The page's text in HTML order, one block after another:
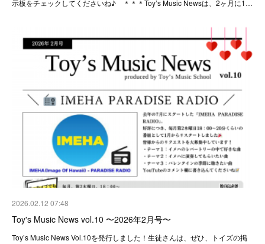
示板をチェックしてくださいね♪ ＊＊＊Toy’s Music Newsは、2ヶ月に1…
2026.02.12 07:48
Toy's Music News vol.10 〜2026年2月号〜
Toy’s Music News Vol.10を発行しました！生徒さんは、ぜひ、トイズの掲